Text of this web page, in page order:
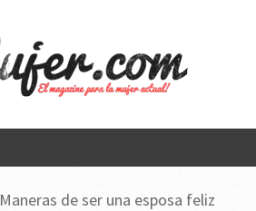
Maneras de ser una esposa feliz